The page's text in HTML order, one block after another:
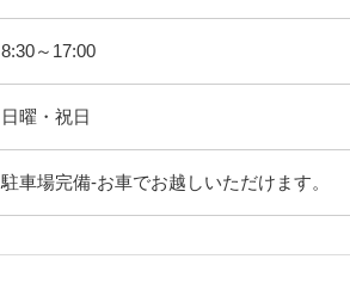
8:30～17:00
日曜・祝日
駐車場完備-お車でお越しいただけます。